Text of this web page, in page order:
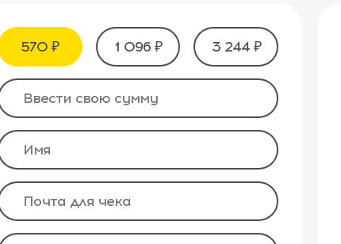
570 ₽ 1 096 ₽ 3 244 ₽